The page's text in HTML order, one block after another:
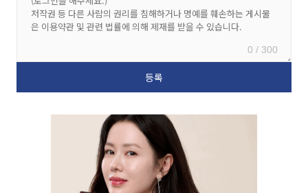
0 / 300